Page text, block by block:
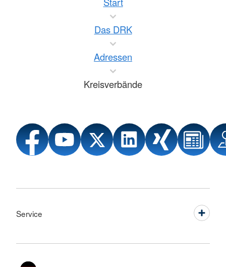
Das DRK
Adressen
Kreisverbände
Service
Sprache wechseln zu